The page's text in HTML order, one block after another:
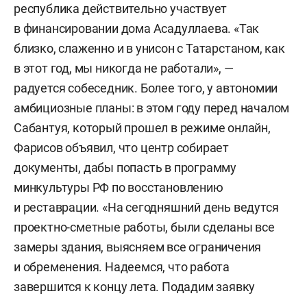
республика действительно участвует
в финансировании дома Асадуллаева. «Так
близко, слаженно и в унисон с Татарстаном, как
в этот год, мы никогда не работали», —
радуется собеседник. Более того, у автономии
амбициозные планы: в этом году перед началом
Сабантуя, который прошел в режиме онлайн,
Фарисов объявил, что центр собирает
документы, дабы попасть в программу
минкультуры РФ по восстановлению
и реставрации. «На сегодняшний день ведутся
проектно-сметные работы, были сделаны все
замеры здания, выясняем все ограничения
и обременения. Надеемся, что работа
завершится к концу лета. Подадим заявку